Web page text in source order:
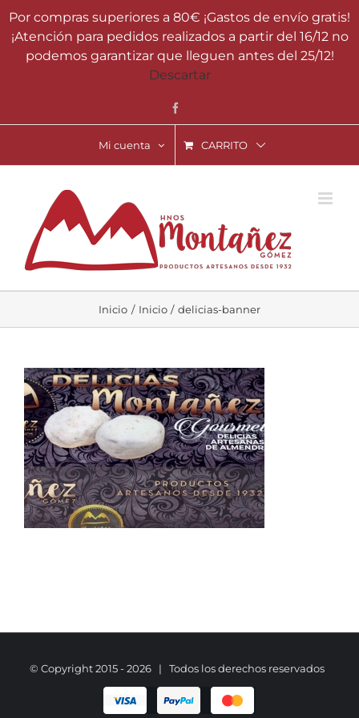
Por compras superiores a 80€ ¡Gastos de envío gratis!
¡Atención para pedidos realizados a partir del 16/12 no
podemos garantizar que lleguen antes del 25/12!
Descartar
Saltar
contenido
Mi cuenta CARRITO
Inicio Inicio delicias-banner
© Copyright 2015 -2026 | Todos los derechos reservados